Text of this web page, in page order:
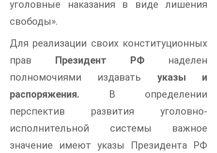
уголовные наказания в виде лишения
свободы».
Для реализации своих конституционных
прав
Президент РФ наделен
полномочиями издавать указы и
распоряжения. В определении
перспектив развития уголовно-
исполнительной системы важное
значение имеют указы Президента РФ